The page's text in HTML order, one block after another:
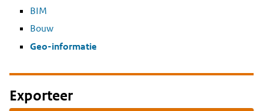
BIM
Bouw
Geo-informatie
Exporteer